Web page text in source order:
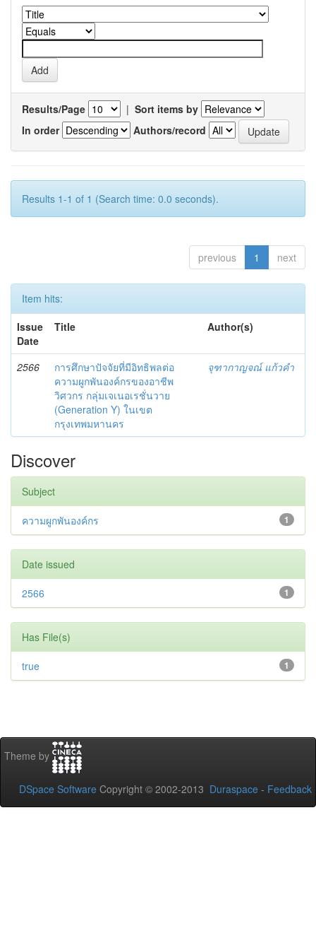
Results/Page | Sort items by
In order
Authors/record
Results 1-1 of 1 (Search time: 0.0 seconds).
previous 1 next
Item hits:
Issue
Date
Title Author(s)
2566
การศึกษาปัจจัยที่มีอิทธิพลต่อ
ความผูกพันองค์กรของอาชีพ
วิศวกร กลุ่มเจเนอเรชั่นวาย
(Generation Y) ในเขต
กรุงเทพมหานคร
จุฑากาญจณ์ แก้วคำ
Discover
Subject
1
ความผูกพันองค์กร
Date issued
1
2566
Has File(s)
1
true
Theme by
DSpace Software Copyright © 2002-2013 Duraspace - Feedback